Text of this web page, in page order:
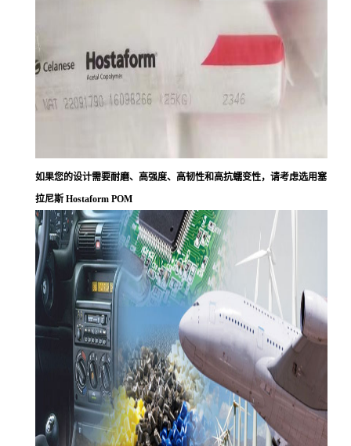
如果您的设计需要耐磨、高强度、高韧性和高抗蠕变性，请考虑选用塞
拉尼斯 Hostaform POM